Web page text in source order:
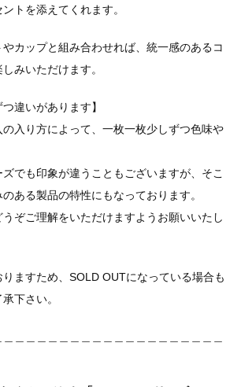
トを添えてくれます。
カップと組み合わせれば、統一感のあるコ
みいただけます。
違いがあります】
入り方によって、一枚一枚少しずつ色味や
でも印象が違うこともございますが、そこ
ある製品の特性にもなっております。
ぞご理解をいただけますようお願いいたし
ますため、SOLD OUTになっている場合も
下さい。